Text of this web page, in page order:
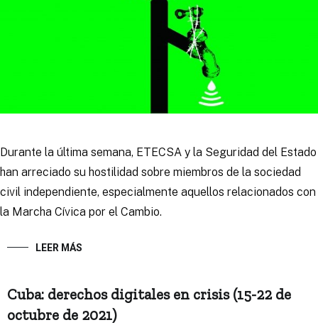
Durante la última semana, ETECSA y la Seguridad del Estado
han arreciado su hostilidad sobre miembros de la sociedad
civil independiente, especialmente aquellos relacionados con
la Marcha Cívica por el Cambio.
LEER MÁS
Cuba: derechos digitales en crisis (15-22 de
octubre de 2021)